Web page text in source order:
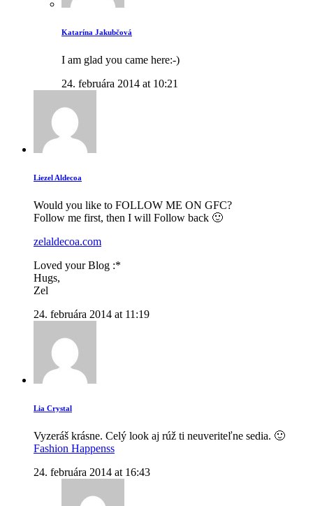
Katarína Jakubčová
I am glad you came here:-)
24. februára 2014 at 10:21
Liezel Aldecoa
Would you like to FOLLOW ME ON GFC?
Follow me first, then I will Follow back 🙂
zelaldecoa.com
Loved your Blog :*
Hugs,
Zel
24. februára 2014 at 11:19
Lia Crystal
Vyzeráš krásne. Celý look aj rúž ti neuveriteľne sedia. 🙂
Fashion Happenss
24. februára 2014 at 16:43